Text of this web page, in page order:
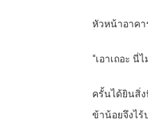
หัวหน้าอาคา
“เอาเถอะ
ครั้นได้ยินสิ่
ข้าน้อยจึงไร้